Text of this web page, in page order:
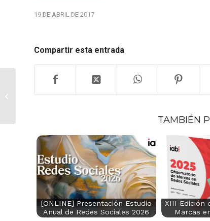
19 DE ABRIL DE 2017
Compartir esta entrada
TAMBIÉN
[ONLINE] Presentación Estudio
Anual de Redes Sociales 2026
XIII Edición
Marcas
Observatorio de
Marcas en Redes